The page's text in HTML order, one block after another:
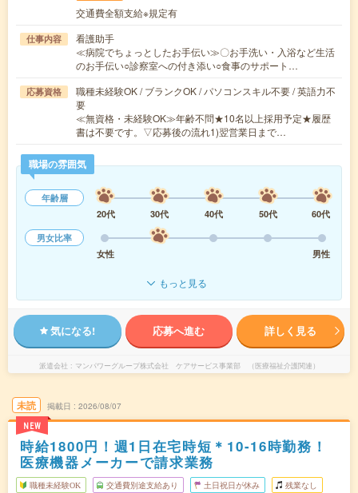
交通費全額支給※規定有
仕事内容
看護助手
≪病院でちょっとしたお手伝い≫〇お手洗い・入浴など生活
のお手伝い○診察室への付き添い○食事のサポート…
応募資格
職種未経験OK / ブランクOK / パソコンスキル不要 / 英語力不
要
≪無資格・未経験OK≫年齢不問★10名以上採用予定★履歴
書は不要です。▽応募後の流れ1)翌営業日まで…
職場の雰囲気
年齢層
20代
30代 40代 50代
60代
男女比率
女性
男性
もっと見る
気になる! 応募へ進む 詳しく見る
派遣会社 マンパワーグループ株式会社 ケアサービス事業部 （医療福祉介護関連）
未読
NEW
掲載日 2026/08/07
時給1800円！週1日在宅時短＊10-16時勤務！
医療機器メーカーで請求業務
職種未経験OK 交通費別途支給あり 土日祝日が休み 残業なし